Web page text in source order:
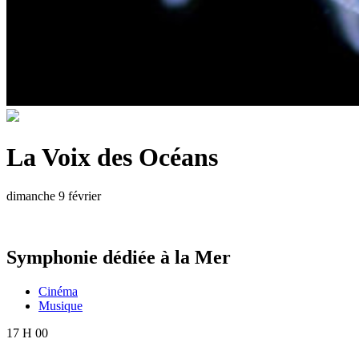
La Voix des Océans
dimanche 9 février
Symphonie dédiée à la Mer
Cinéma
Musique
17 H 00